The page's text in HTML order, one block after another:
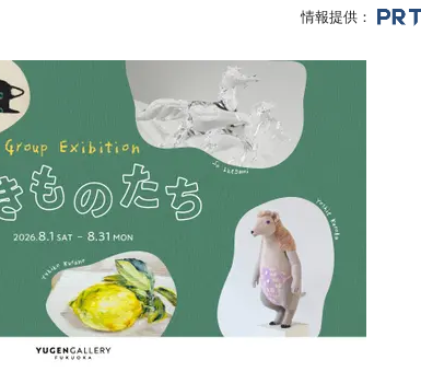
情報提供：